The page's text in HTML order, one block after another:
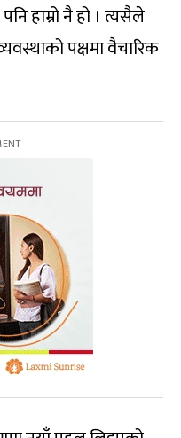
हाम्रो नै हो । त्यसैले
पक्षमा वैचारिक